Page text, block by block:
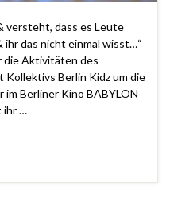
versteht, dass es Leute
das nicht einmal wisst…“
die Aktivitäten des
Berlin Kidz um die
im Berliner Kino BABYLON
ihr …